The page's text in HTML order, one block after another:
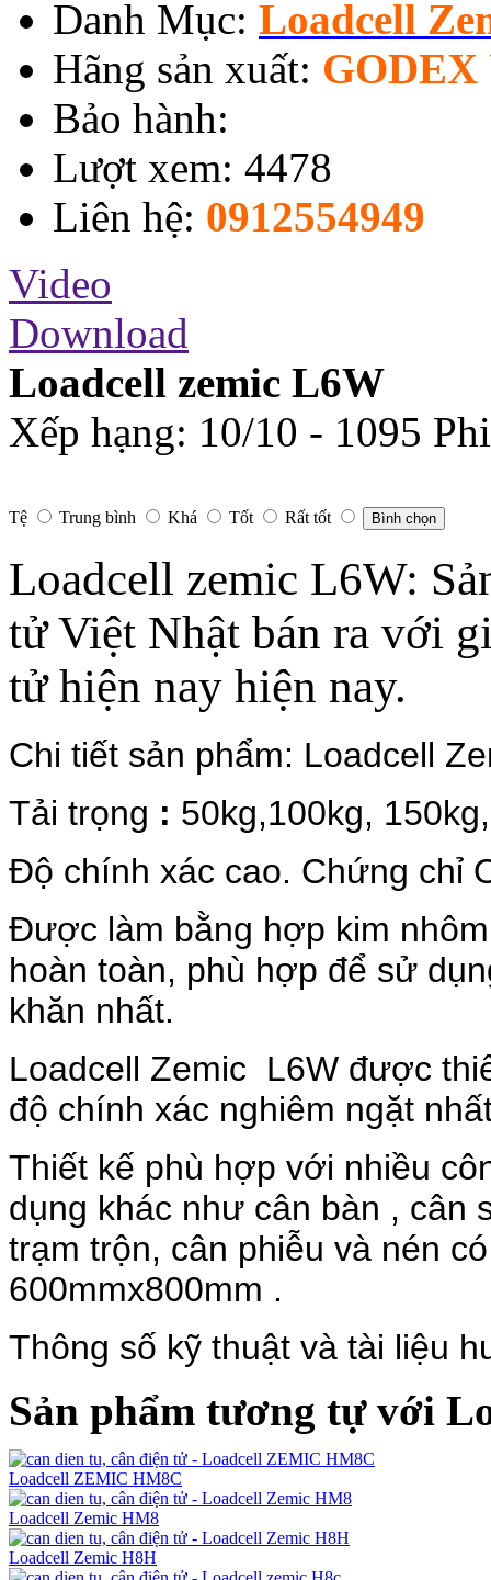
Danh Mục: Loadcell
Hãng sản xuất: GODEX
Bảo hành:
Lượt xem: 4478
Liên hệ: 0912554949
Video
Download
Loadcell zemic L6W
Xếp hạng: 10/10 - 1095
Tệ Trung bình Khá Tốt Rất tốt Bình chọn
Loadcell zemic L6W:
tử Việt Nhật bán ra với
tử hiện nay hiện nay.
Chi tiết sản phẩm: Loadcell
Tải trọng : 50kg,100kg,
Độ chính xác cao. Chứng chỉ
Được làm bằng hợp kim
hoàn toàn, phù hợp để sử
khăn nhất.
Loadcell Zemic L6W được
độ chính xác nghiêm ngặt
Thiết kế phù hợp với nhiều
dụng khác như cân bàn , cân
trạm trộn, cân phiễu và nén
600mmx800mm .
Thông số kỹ thuật và tài liệu
Sản phẩm tương tự với
Loadcell ZEMIC HM8C
Loadcell Zemic HM8
Loadcell Zemic H8H